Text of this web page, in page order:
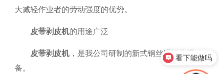
大减轻作业者的劳动强度的优势。
皮带剥皮机的用途广泛
皮带剥皮机，是我公司研制的新式钢丝绳扒头设
备。
看下能做吗